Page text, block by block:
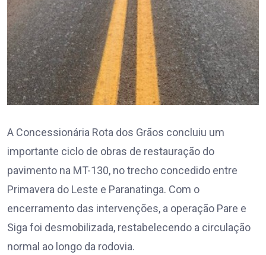
A Concessionária Rota dos Grãos concluiu um
importante ciclo de obras de restauração do
pavimento na MT-130, no trecho concedido entre
Primavera do Leste e Paranatinga. Com o
encerramento das intervenções, a operação Pare e
Siga foi desmobilizada, restabelecendo a circulação
normal ao longo da rodovia.